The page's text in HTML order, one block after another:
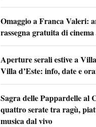
Omaggio a Franca Valeri:
rassegna gratuita di cinema
Aperture serali estive a
Villa d’Este: info, date e
Sagra delle Pappardelle al
quattro serate tra ragù,
musica dal vivo